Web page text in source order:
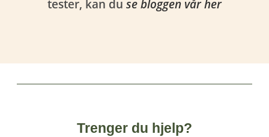
tester, kan du se bloggen vår her
Trenger du hjelp?